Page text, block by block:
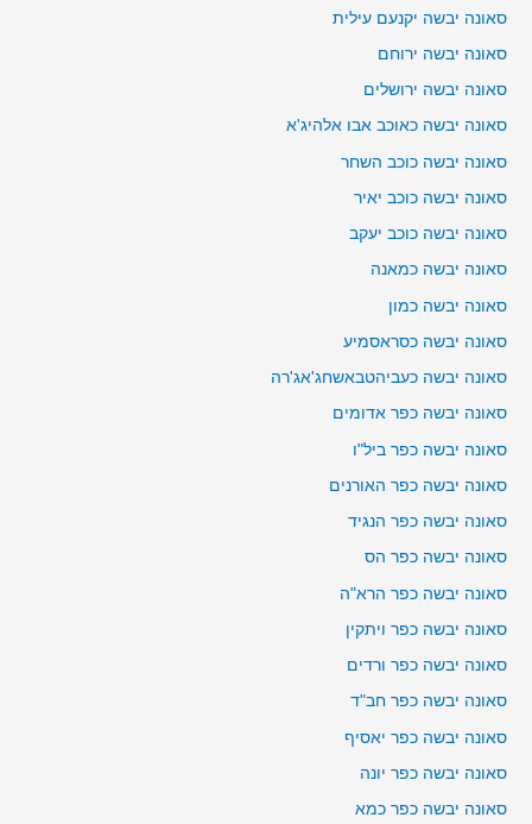
סאונה יבשה יקנעם עילית
סאונה יבשה ירוחם
סאונה יבשה ירושלים
סאונה יבשה כאוכב אבו אלהיג'א
סאונה יבשה כוכב השחר
סאונה יבשה כוכב יאיר
סאונה יבשה כוכב יעקב
סאונה יבשה כמאנה
סאונה יבשה כמון
סאונה יבשה כסראסמיע
סאונה יבשה כעביהטבאשחג'אג'רה
סאונה יבשה כפר אדומים
סאונה יבשה כפר ביל"ו
סאונה יבשה כפר האורנים
סאונה יבשה כפר הנגיד
סאונה יבשה כפר הס
סאונה יבשה כפר הרא"ה
סאונה יבשה כפר ויתקין
סאונה יבשה כפר ורדים
סאונה יבשה כפר חב"ד
סאונה יבשה כפר יאסיף
סאונה יבשה כפר יונה
סאונה יבשה כפר כמא